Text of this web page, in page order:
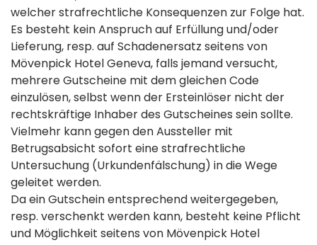
welcher strafrechtliche Konsequenzen zur Folge hat.
Es besteht kein Anspruch auf Erfüllung und/oder
Lieferung, resp. auf Schadenersatz seitens von
Mövenpick Hotel Geneva, falls jemand versucht,
mehrere Gutscheine mit dem gleichen Code
einzulösen, selbst wenn der Ersteinlöser nicht der
rechtskräftige Inhaber des Gutscheines sein sollte.
Vielmehr kann gegen den Aussteller mit
Betrugsabsicht sofort eine strafrechtliche
Untersuchung (Urkundenfälschung) in die Wege
geleitet werden.
Da ein Gutschein entsprechend weitergegeben,
resp. verschenkt werden kann, besteht keine Pflicht
und Möglichkeit seitens von Mövenpick Hotel